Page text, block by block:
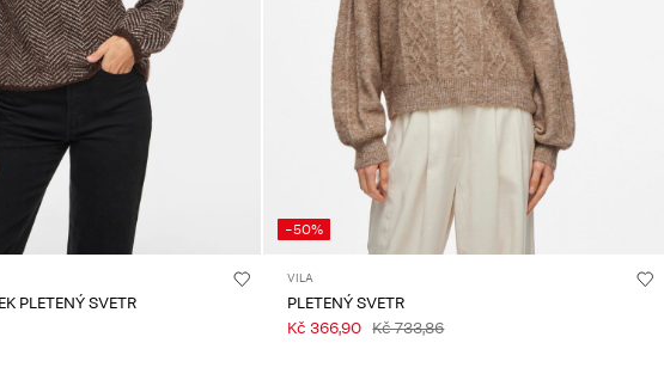
PLETENÝ SVETR
-50%
VILA
PLETENÝ SVETR
Kč 366,90 Kč 733,86